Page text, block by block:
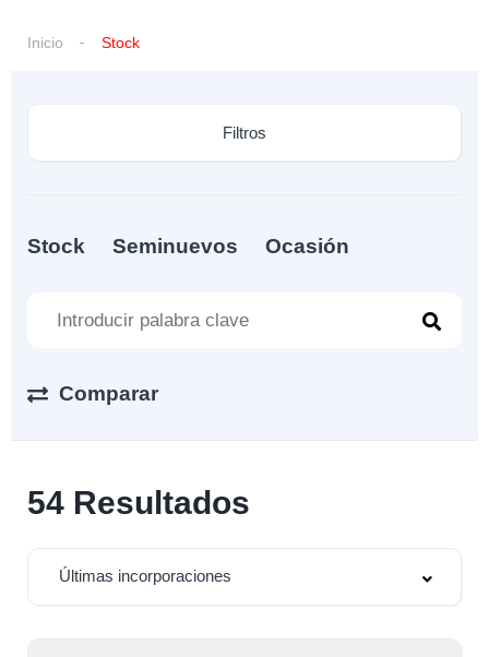
Inicio Stock
Filtros
Stock Seminuevos Ocasión
Comparar
54 Resultados
Últimas incorporaciones